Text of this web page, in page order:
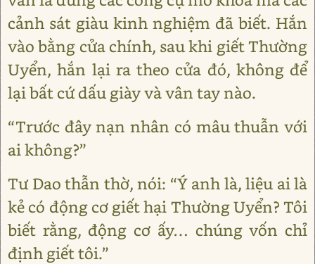
cảnh sát giàu kinh nghiệm đã biết. Hắn
vào bằng cửa chính, sau khi giết Thường
Uyển, hắn lại ra theo cửa đó, không để
lại bất cứ dấu giày và vân tay nào.
“Trước đây nạn nhân có mâu thuẫn với
ai không?”
Tư Dao thẫn thờ, nói: “Ý anh là, liệu ai là
kẻ có động cơ giết hại Thường Uyển? Tôi
biết rằng, động cơ ấy… chúng vốn chỉ
định giết tôi.”